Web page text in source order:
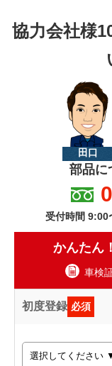
協力会社様
田口
部品に
受付時間 9:00
かんたん
車検
初度登録 必須